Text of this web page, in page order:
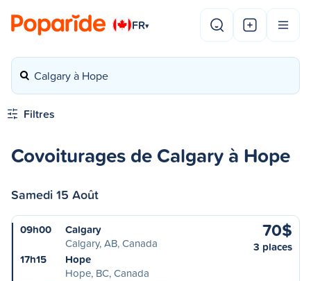
FR▾
Calgary à Hope
Filtres
Covoiturages de Calgary à Hope
Samedi 15 Août
09h00
Calgary
Calgary, AB, Canada
17h15
Hope
Hope, BC, Canada
70$
3 places